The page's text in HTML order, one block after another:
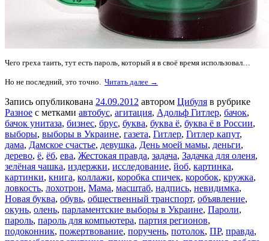
Чего греха таить, тут есть пароль, который я в своё время использовал…
Но не последний, это точно. Читать далее →
Запись опубликована 24.09.2012 автором Цибуля в рубрике
Разное с метками автобус, агитация, Адольф Гитлер, бачок,
бачок унитаза, бизнес, брус, буква, буква ё, буква ё в России,
выборы, выборы в Украине, газета, Гитлер, Гитлер капут,
дама, Дамское счастье, девушка, День моей мамы, деньги,
дерево, ё, ёб, ева, Жестокая правда, задача, Задачка для оленя,
зелёная чашка, издержки, исследование, йоб, картинка,
картинки, книга, коллажи, коробка спичек, коробок, кружка,
ловкость, лохотрон, Мама, масштаб, надпись, невидимка,
Новая буква, обувь, общественный транспорт, объявление,
окунь, олень, парламентские выборы в Украине, Пароли,
пароль, пароль для компьютера, партия регионов,
подоконник, пожертвование, поручень, потолок, ПР, правда,